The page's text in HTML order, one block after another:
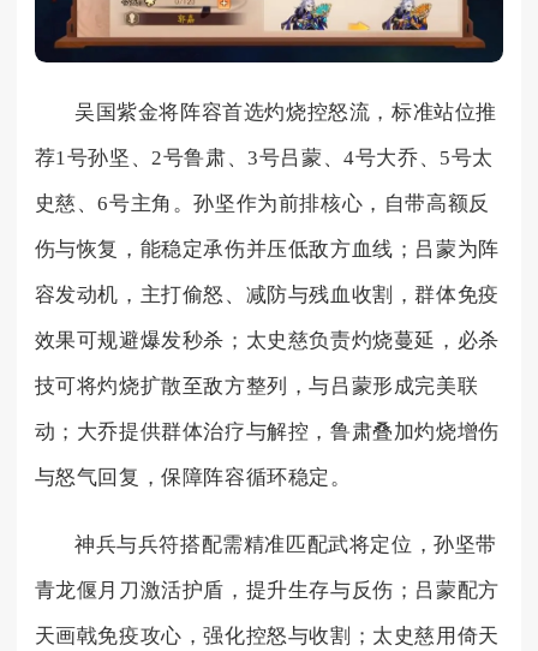
吴国紫金将阵容首选灼烧控怒流，标准站位推
荐1号孙坚、2号鲁肃、3号吕蒙、4号大乔、5号太
史慈、6号主角。孙坚作为前排核心，自带高额反
伤与恢复，能稳定承伤并压低敌方血线；吕蒙为阵
容发动机，主打偷怒、减防与残血收割，群体免疫
效果可规避爆发秒杀；太史慈负责灼烧蔓延，必杀
技可将灼烧扩散至敌方整列，与吕蒙形成完美联
动；大乔提供群体治疗与解控，鲁肃叠加灼烧增伤
与怒气回复，保障阵容循环稳定。
神兵与兵符搭配需精准匹配武将定位，孙坚带
青龙偃月刀激活护盾，提升生存与反伤；吕蒙配方
天画戟免疫攻心，强化控怒与收割；太史慈用倚天